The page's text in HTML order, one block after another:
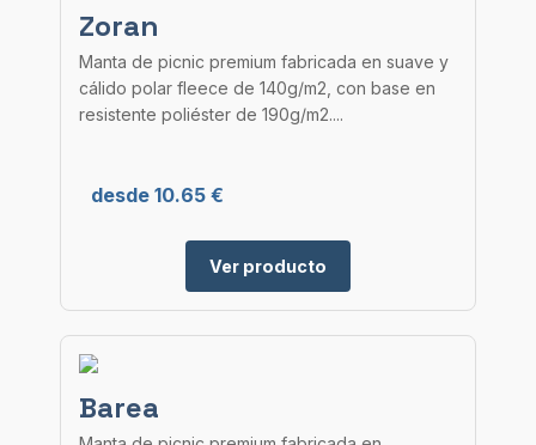
Zoran
Manta de picnic premium fabricada en suave y
cálido polar fleece de 140g/m2, con base en
resistente poliéster de 190g/m2....
desde 10.65 €
Ver producto
Barea